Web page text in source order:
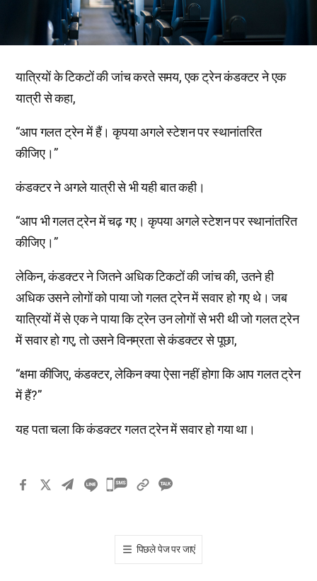
यात्रियों के टिकटों की जांच करते समय, एक ट्रेन कंडक्टर ने एक
यात्री से कहा,
“आप गलत ट्रेन में हैं। कृपया अगले स्टेशन पर स्थानांतरित
कीजिए।”
कंडक्टर ने अगले यात्री से भी यही बात कही।
“आप भी गलत ट्रेन में चढ़ गए। कृपया अगले स्टेशन पर स्थानांतरित
कीजिए।”
लेकिन, कंडक्टर ने जितने अधिक टिकटों की जांच की, उतने ही
अधिक उसने लोगों को पाया जो गलत ट्रेन में सवार हो गए थे। जब
यात्रियों में से एक ने पाया कि ट्रेन उन लोगों से भरी थी जो गलत ट्रेन
में सवार हो गए, तो उसने विनम्रता से कंडक्टर से पूछा,
“क्षमा कीजिए, कंडक्टर, लेकिन क्या ऐसा नहीं होगा कि आप गलत ट्रेन
में हैं?”
यह पता चला कि कंडक्टर गलत ट्रेन में सवार हो गया था।
카
톡
공
पिछले पेज पर जाएं